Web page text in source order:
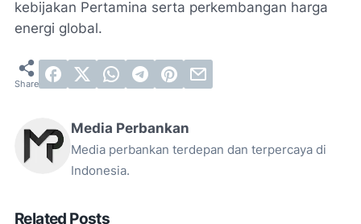
kebijakan Pertamina serta perkembangan harga
energi global.
Media Perbankan
Media perbankan terdepan dan terpercaya di
Indonesia.
Related Posts